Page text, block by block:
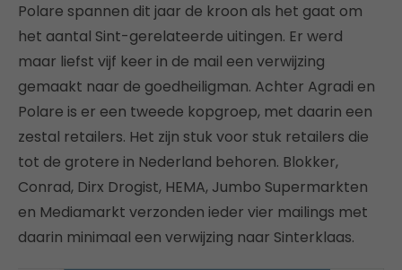
Polare spannen dit jaar de kroon als het gaat om
het aantal Sint-gerelateerde uitingen. Er werd
maar liefst vijf keer in de mail een verwijzing
gemaakt naar de goedheiligman. Achter Agradi en
Polare is er een tweede kopgroep, met daarin een
zestal retailers. Het zijn stuk voor stuk retailers die
tot de grotere in Nederland behoren. Blokker,
Conrad, Dirx Drogist, HEMA, Jumbo Supermarkten
en Mediamarkt verzonden ieder vier mailings met
daarin minimaal een verwijzing naar Sinterklaas.